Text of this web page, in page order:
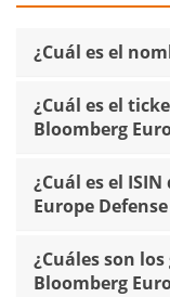
¿Cuál es el
¿Cuál es el
Bloomberg
¿Cuál es el
Europe Defense
¿Cuáles son
Bloomberg